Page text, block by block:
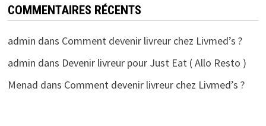
COMMENTAIRES RÉCENTS
admin dans Comment devenir livreur chez Livmed’s ?
admin dans Devenir livreur pour Just Eat ( Allo Resto )
Menad dans Comment devenir livreur chez Livmed’s ?